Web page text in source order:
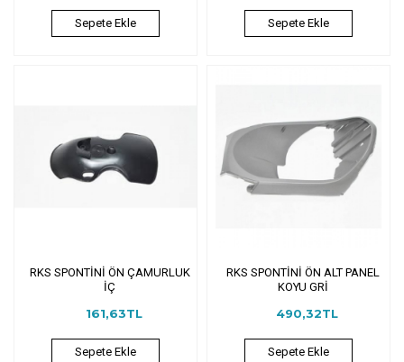
Sepete Ekle Sepete Ekle
RKS SPONTİNİ ÖN ÇAMURLUK
İÇ
161,63TL
Sepete Ekle
RKS SPONTİNİ ÖN ALT PANEL
KOYU GRİ
490,32TL
Sepete Ekle